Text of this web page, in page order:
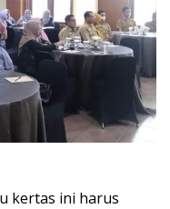
kertas ini harus